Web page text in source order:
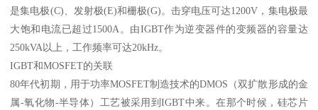
是集电极(C)、发射极(E)和栅极(G)。击穿电压可达1200V，集电极最
大饱和电流已超过1500A。由IGBT作为逆变器件的变频器的容量达
250kVA以上，工作频率可达20kHz。
IGBT和MOSFET的关联
80年代初期，用于功率MOSFET制造技术的DMOS（双扩散形成的金
属-氧化物-半导体）工艺被采用到IGBT中来。在那个时候，硅芯片